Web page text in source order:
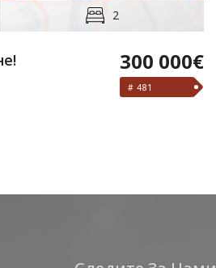
2
300 000€
# 481